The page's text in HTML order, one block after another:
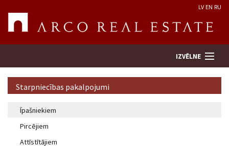
LV EN RU
IZVĒLNE
Novērtēt īpašumu
Starpniecības pakalpojumi
Īpašniekiem
Pircējiem
Attīstītājiem